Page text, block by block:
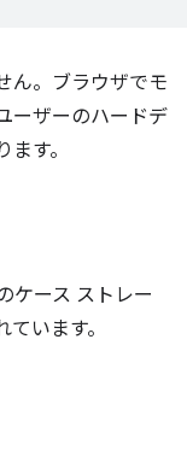
ん。ブラウザでモ
ーザーのハードデ
す。
ケース ストレー
います。